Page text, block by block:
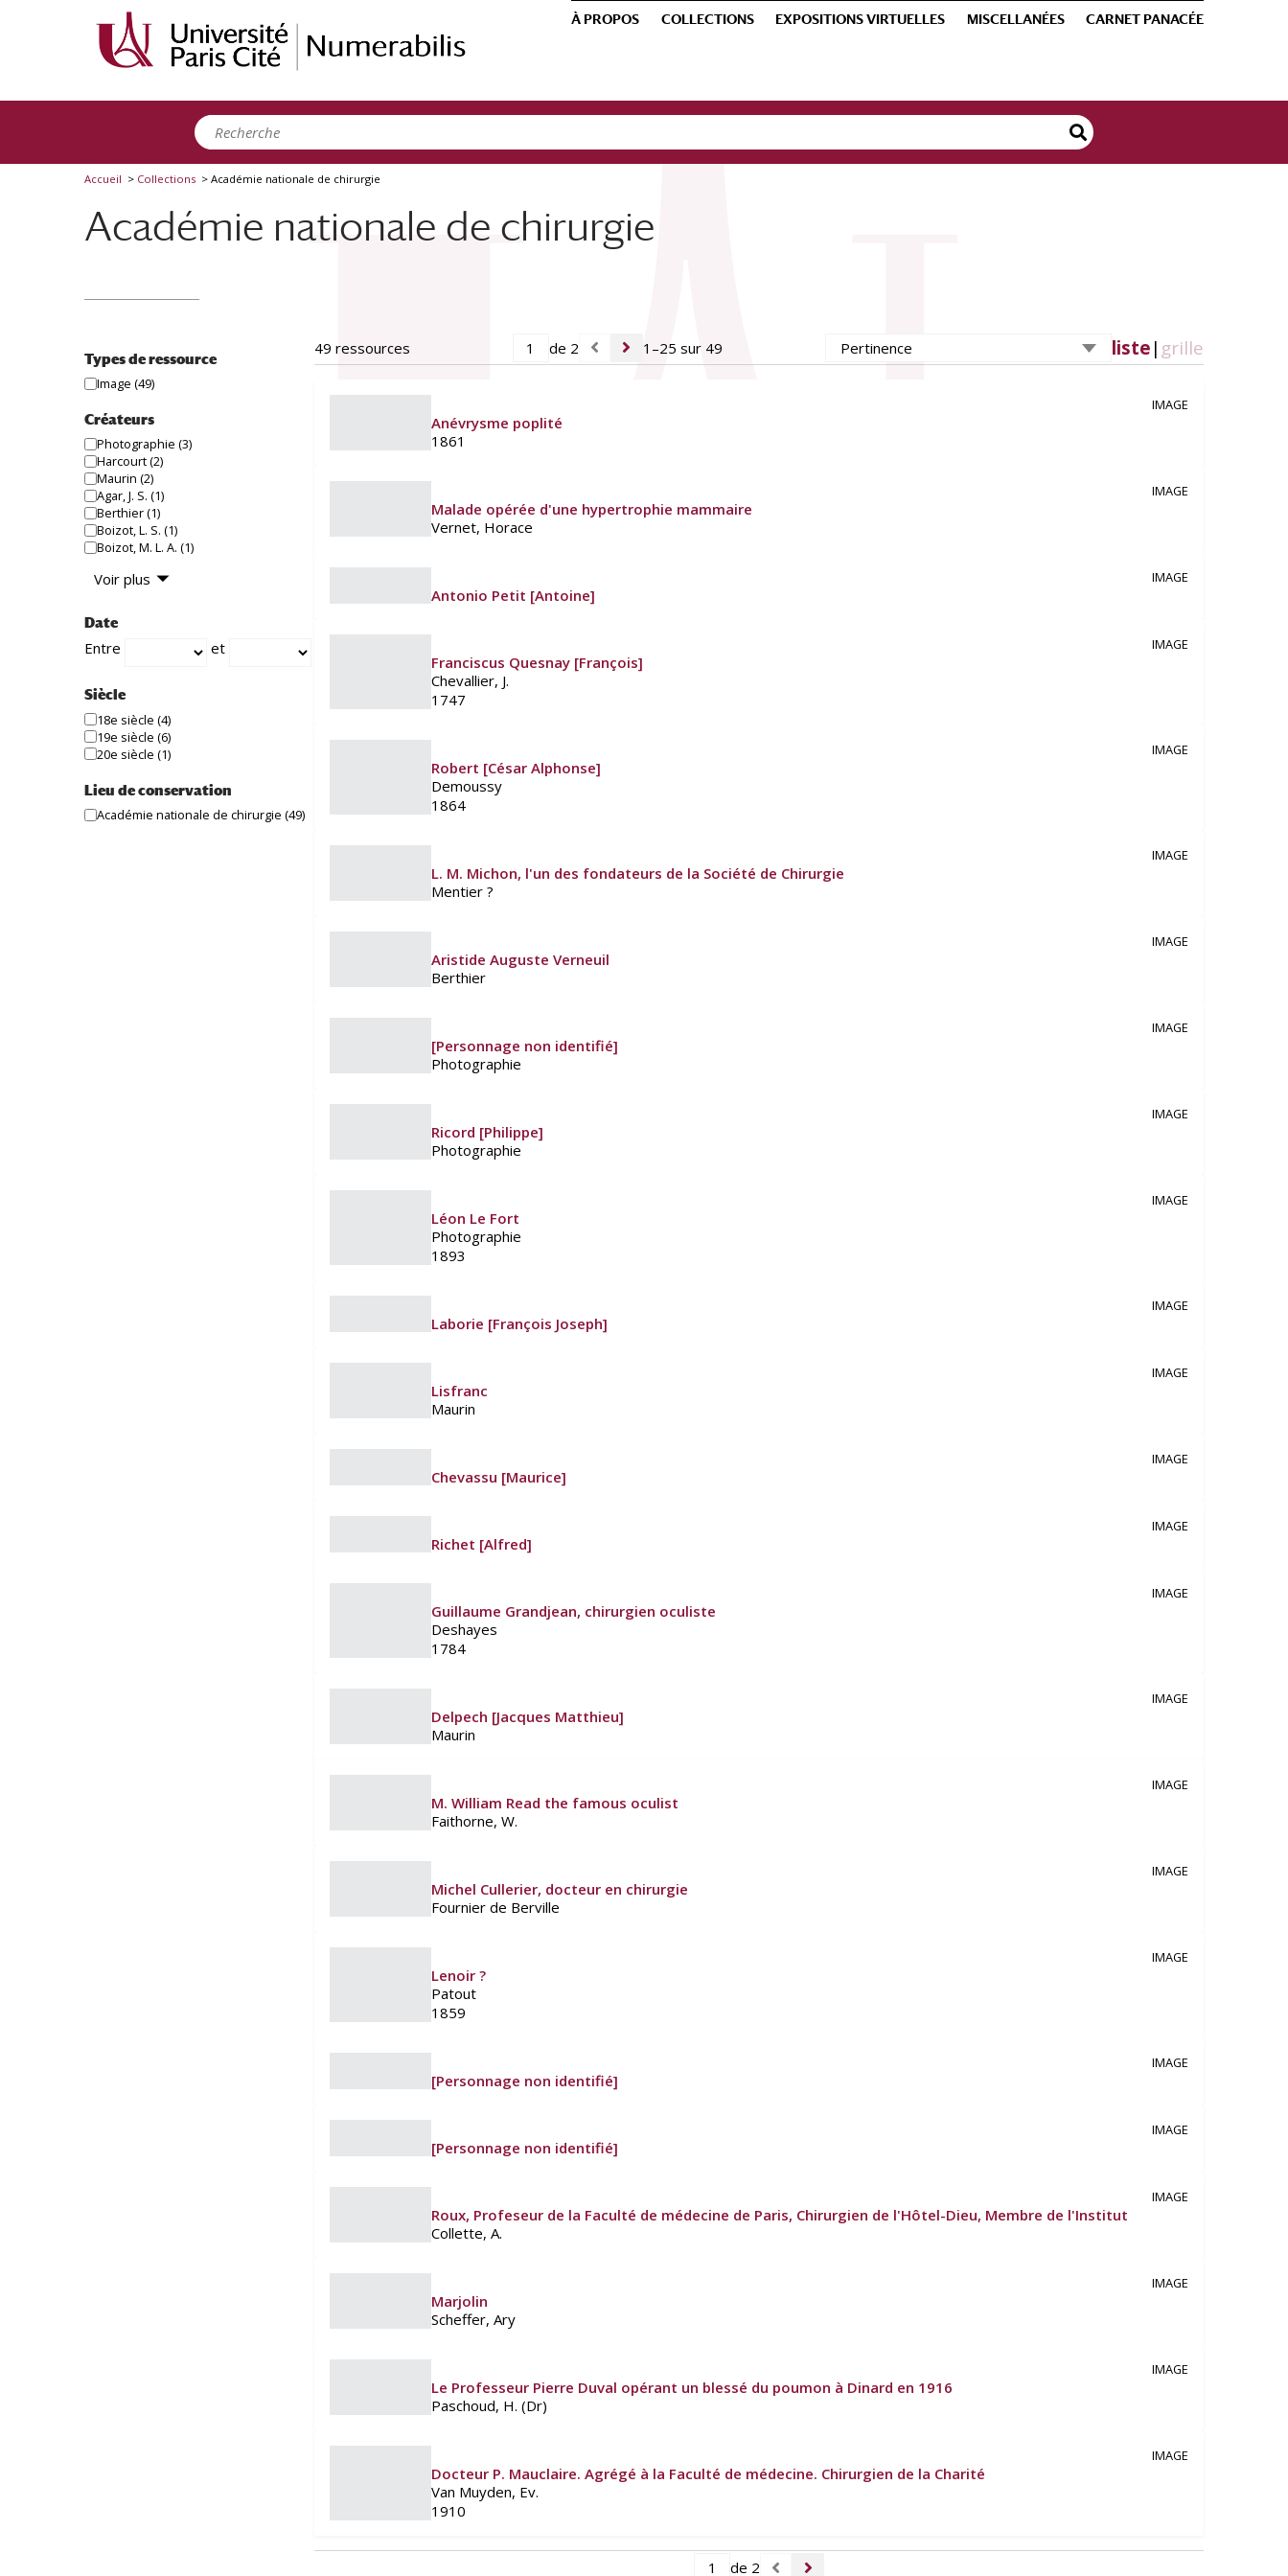
À PROPOS COLLECTIONS EXPOSITIONS VIRTUELLES MISCELLANÉES CARNET PANACÉE
Accueil > Collections > Académie nationale de chirurgie
Académie nationale de chirurgie
Types de ressource
Image (49)
Créateurs
Photographie (3)
Harcourt(2)
Maurin (2)
Agar, J. S. (1)
Berthier(1)
Boizot, L. S. (1)
Boizot, M. L. A. (1)
Voir plus
Date
Entre et
Siècle
18e siècle (4)
19e siècle (6)
20e siècle (1)
Lieu de conservation
Académie nationale de chirurgie (49)
49 ressources de 2 1–25 sur 49 liste | grille
IMAGE
Anévrysme poplité
1861
IMAGE
Malade opérée d'une hypertrophie mammaire
Vernet, Horace
IMAGE
Antonio Petit [Antoine]
IMAGE
Franciscus Quesnay [François]
Chevallier, J.
1747
IMAGE
Robert [César Alphonse]
Demoussy
1864
IMAGE
L. M. Michon, l'un des fondateurs de la Société de Chirurgie
Mentier ?
IMAGE
Aristide Auguste Verneuil
Berthier
IMAGE
[Personnage non identifié]
Photographie
IMAGE
Ricord [Philippe]
Photographie
IMAGE
Léon Le Fort
Photographie
1893
IMAGE
Laborie [François Joseph]
IMAGE
Lisfranc
Maurin
IMAGE
Chevassu [Maurice]
IMAGE
Richet [Alfred]
IMAGE
Guillaume Grandjean, chirurgien oculiste
Deshayes
1784
IMAGE
Delpech [Jacques Matthieu]
Maurin
IMAGE
M. William Read the famous oculist
Faithorne, W.
IMAGE
Michel Cullerier, docteur en chirurgie
Fournier de Berville
IMAGE
Lenoir ?
Patout
1859
IMAGE
[Personnage non identifié]
IMAGE
[Personnage non identifié]
IMAGE
Roux, Profeseur de la Faculté de médecine de Paris, Chirurgien de l'Hôtel-Dieu, Membre de l'Institut
Collette, A.
IMAGE
Marjolin
Scheffer, Ary
IMAGE
Le Professeur Pierre Duval opérant un blessé du poumon à Dinard en 1916
Paschoud, H. (Dr)
IMAGE
Docteur P. Mauclaire. Agrégé à la Faculté de médecine. Chirurgien de la Charité
Van Muyden, Ev.
1910
de 2
Panneau de gestion des cookies